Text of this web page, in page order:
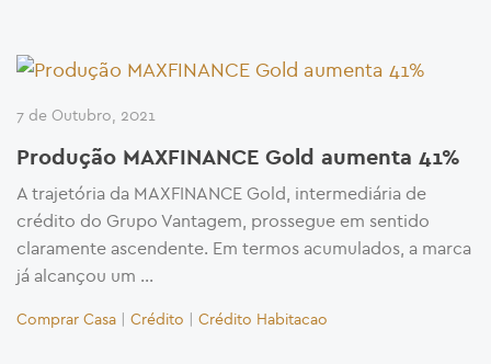
7 de Outubro, 2021
Produção MAXFINANCE Gold aumenta 41%
A trajetória da MAXFINANCE Gold, intermediária de
crédito do Grupo Vantagem, prossegue em sentido
claramente ascendente. Em termos acumulados, a marca
já alcançou um …
Comprar Casa | Crédito | Crédito Habitacao